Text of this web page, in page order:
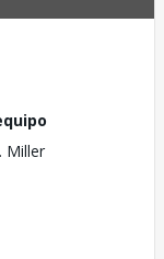
Miller